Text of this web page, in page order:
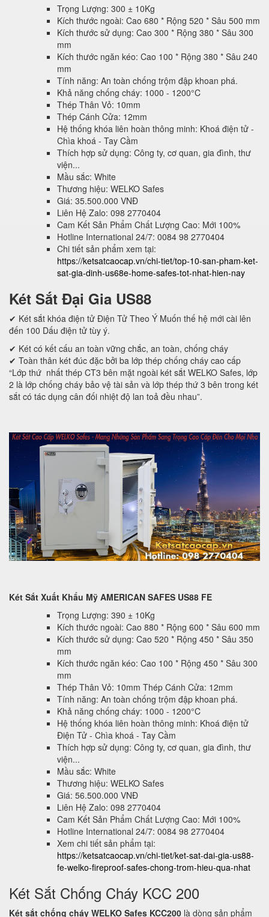
Trọng Lượng: 300 ± 10Kg
Kích thước ngoài: Cao 680 * Rộng 520 * Sâu 500 mm
Kích thước sử dụng: Cao 300 * Rộng 380 * Sâu 300
mm
Kích thước ngăn kéo: Cao 100 * Rộng 380 * Sâu 240
mm
Tính năng: An toàn chống trộm đập khoan phá.
Khả năng chống cháy: 1000 - 1200°C
Thép Thân Vỏ: 10mm
Thép Cánh Cửa: 12mm
Hệ thống khóa liên hoàn thông minh: Khoá điện tử -
Chìa khoá - Tay Cầm
Thích hợp sử dụng: Công ty, cơ quan, gia đình, thư
viện...
Mầu sắc: White
Thương hiệu: WELKO Safes
Giá: 35.500.000 VNĐ
Liên Hệ Zalo: 098 2770404
Cam Kết Sản Phẩm Chất Lượng Cao: Mới 100%
Hotline International 24/7: 0084 98 2770404
Chi tiết sản phẩm xem tại:
https://ketsatcaocap.vn/chi-tiet/top-10-san-pham-ket-
sat-gia-dinh-us68e-home-safes-tot-nhat-hien-nay
Két Sắt Đại Gia US88
✔ Két sắt khóa điện tử Điện Tử Theo Ý Muốn thế hệ mới cài lên
đến 100 Dấu điện tử tùy ý.
✔ Két có kết cấu an toàn vững chắc, an toàn, chống cháy
✔ Toàn thân két đúc đặc bởi ba lớp thép chống cháy cao cấp
“Lớp thứ nhất thép CT3 bên mặt ngoài két sắt WELKO Safes, lớp
2 là lớp chống cháy bảo vệ tài sản và lớp thép thứ 3 bên trong két
sắt có tác dụng cân đối nhiệt độ lan toả đều nhau”.
Két Sắt Xuất Khẩu Mỹ AMERICAN SAFES US88 FE
Trọng Lượng: 390 ± 10Kg
Kích thước ngoài: Cao 880 * Rộng 600 * Sâu 600 mm
Kích thước sử dụng: Cao 520 * Rộng 450 * Sâu 350
mm
Kích thước ngăn kéo: Cao 100 * Rộng 450 * Sâu 300
mm
Thép Thân Vỏ: 10mm Thép Cánh Cửa: 12mm
Tính năng: An toàn chống trộm đập khoan phá.
Khả năng chống cháy: 1000 - 1200°C
Hệ thống khóa liên hoàn thông minh: Khoá điện tử
Điện Tử - Chìa khoá - Tay Cầm
Thích hợp sử dụng: Công ty, cơ quan, gia đình, thư
viện...
Mầu sắc: White
Thương hiệu: WELKO Safes
Giá: 56.500.000 VNĐ
Liên Hệ Zalo: 098 2770404
Cam Kết Sản Phẩm Chất Lượng Cao: Mới 100%
Hotline International 24/7: 0084 98 2770404
Xem chi tiết sản phẩm tại:
https://ketsatcaocap.vn/chi-tiet/ket-sat-dai-gia-us88-
fe-welko-fireproof-safes-chong-trom-hieu-qua-nhat
Két Sắt Chống Cháy KCC 200
Két sắt chống cháy WELKO Safes KCC200 là dòng sản phẩm